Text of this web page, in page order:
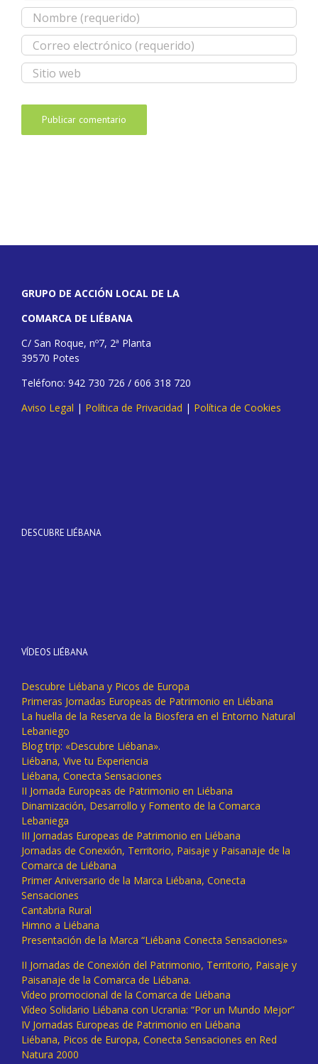
GRUPO DE ACCIÓN LOCAL DE LA
COMARCA DE LIÉBANA
C/ San Roque, nº7, 2ª Planta
39570 Potes
Teléfono: 942 730 726 / 606 318 720
Aviso Legal | Política de Privacidad | Política de Cookies
DESCUBRE LIÉBANA
VÍDEOS LIÉBANA
Descubre Liébana y Picos de Europa
Primeras Jornadas Europeas de Patrimonio en Liébana
La huella de la Reserva de la Biosfera en el Entorno Natural
Lebaniego
Blog trip: «Descubre Liébana».
Liébana, Vive tu Experiencia
Liébana, Conecta Sensaciones
II Jornada Europeas de Patrimonio en Liébana
Dinamización, Desarrollo y Fomento de la Comarca
Lebaniega
III Jornadas Europeas de Patrimonio en Liébana
Jornadas de Conexión, Territorio, Paisaje y Paisanaje de la
Comarca de Liébana
Primer Aniversario de la Marca Liébana, Conecta
Sensaciones
Cantabria Rural
Himno a Liébana
Presentación de la Marca “Liébana Conecta Sensaciones»
II Jornadas de Conexión del Patrimonio, Territorio, Paisaje y
Paisanaje de la Comarca de Liébana.
Vídeo promocional de la Comarca de Liébana
Vídeo Solidario Liébana con Ucrania: “Por un Mundo Mejor”
IV Jornadas Europeas de Patrimonio en Liébana
Liébana, Picos de Europa, Conecta Sensaciones en Red
Natura 2000